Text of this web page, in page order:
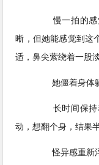
慢一拍的感
晰，但她能感觉到这
适，鼻尖萦绕着一股
她僵着身体躺
长时间保持
动，想翻个身，结果
怪异感重新浮